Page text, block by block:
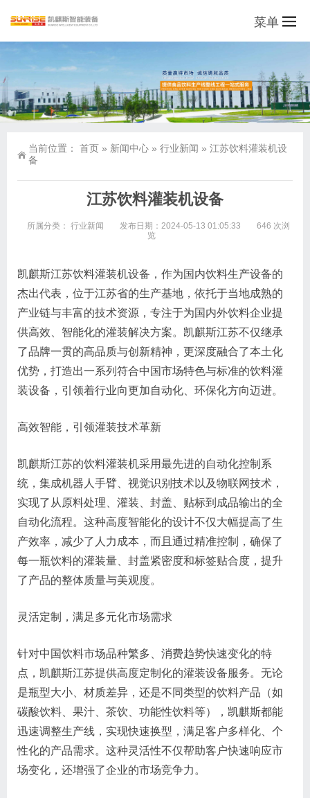
菜单
当前位置： 首页 » 新闻中心 » 行业新闻 » 江苏饮料灌装机设
备
江苏饮料灌装机设备
所属分类： 行业新闻 发布日期：2024-05-13 01:05:33
646 次浏
览
凯麒斯江苏饮料灌装机设备，作为国内饮料生产设备的
杰出代表，位于江苏省的生产基地，依托于当地成熟的
产业链与丰富的技术资源，专注于为国内外饮料企业提
供高效、智能化的灌装解决方案。凯麒斯江苏不仅继承
了品牌一贯的高品质与创新精神，更深度融合了本土化
优势，打造出一系列符合中国市场特色与标准的饮料灌
装设备，引领着行业向更加自动化、环保化方向迈进。
高效智能，引领灌装技术革新
凯麒斯江苏的饮料灌装机采用最先进的自动化控制系
统，集成机器人手臂、视觉识别技术以及物联网技术，
实现了从原料处理、灌装、封盖、贴标到成品输出的全
自动化流程。这种高度智能化的设计不仅大幅提高了生
产效率，减少了人力成本，而且通过精准控制，确保了
每一瓶饮料的灌装量、封盖紧密度和标签贴合度，提升
了产品的整体质量与美观度。
灵活定制，满足多元化市场需求
针对中国饮料市场品种繁多、消费趋势快速变化的特
点，凯麒斯江苏提供高度定制化的灌装设备服务。无论
是瓶型大小、材质差异，还是不同类型的饮料产品（如
碳酸饮料、果汁、茶饮、功能性饮料等），凯麒斯都能
迅速调整生产线，实现快速换型，满足客户多样化、个
性化的产品需求。这种灵活性不仅帮助客户快速响应市
场变化，还增强了企业的市场竞争力。